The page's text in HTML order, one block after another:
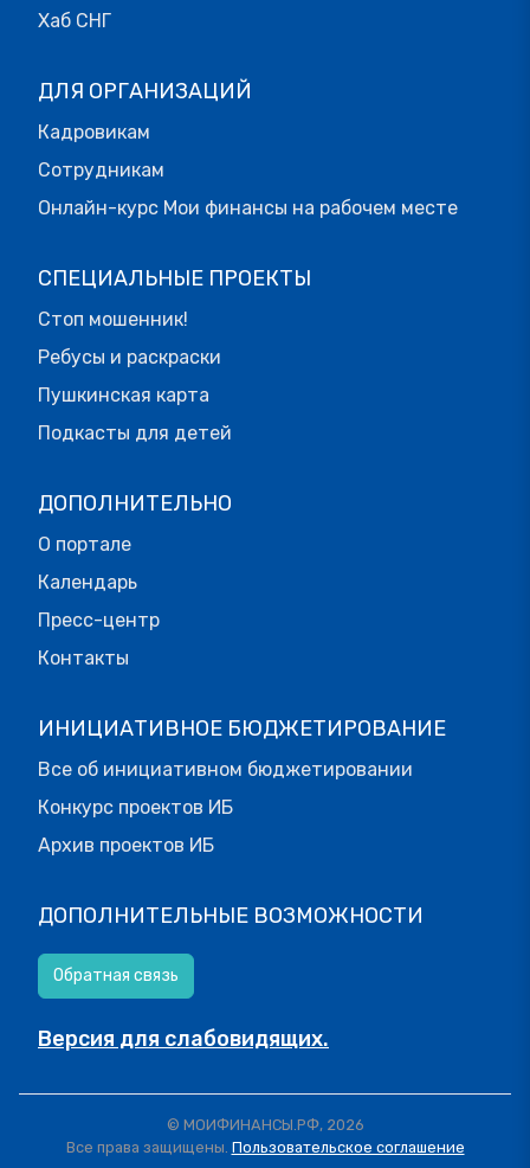
Хаб СНГ
ДЛЯ ОРГАНИЗАЦИЙ
Кадровикам
Сотрудникам
Онлайн-курс Мои финансы на рабочем месте
СПЕЦИАЛЬНЫЕ ПРОЕКТЫ
Стоп мошенник!
Ребусы и раскраски
Пушкинская карта
Подкасты для детей
ДОПОЛНИТЕЛЬНО
О портале
Календарь
Пресс-центр
Контакты
ИНИЦИАТИВНОЕ БЮДЖЕТИРОВАНИЕ
Все об инициативном бюджетировании
Конкурс проектов ИБ
Архив проектов ИБ
ДОПОЛНИТЕЛЬНЫЕ ВОЗМОЖНОСТИ
Обратная связь
Версия для слабовидящих.
© МОИФИНАНСЫ.РФ, 2026
Все права защищены. Пользовательское соглашение